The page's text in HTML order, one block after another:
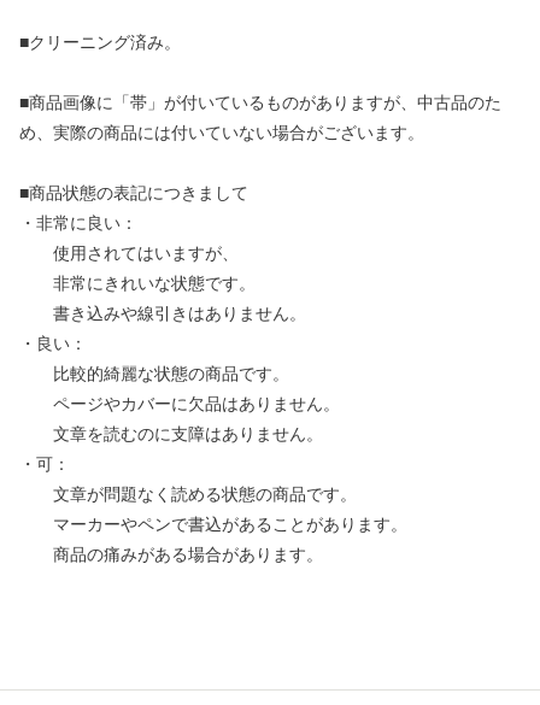
■クリーニング済み。
■商品画像に「帯」が付いているものがありますが、中古品のた
め、実際の商品には付いていない場合がございます。
■商品状態の表記につきまして
・非常に良い：
使用されてはいますが、
非常にきれいな状態です。
書き込みや線引きはありません。
・良い：
比較的綺麗な状態の商品です。
ページやカバーに欠品はありません。
文章を読むのに支障はありません。
・可：
文章が問題なく読める状態の商品です。
マーカーやペンで書込があることがあります。
商品の痛みがある場合があります。